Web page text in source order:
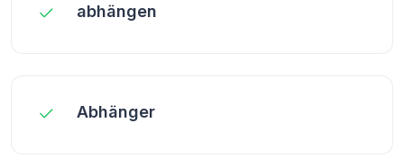
abhängen
Abhänger